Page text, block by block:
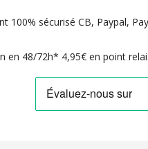
100% sécurisé CB, Paypal,
en 48/72h* 4,95€ en point